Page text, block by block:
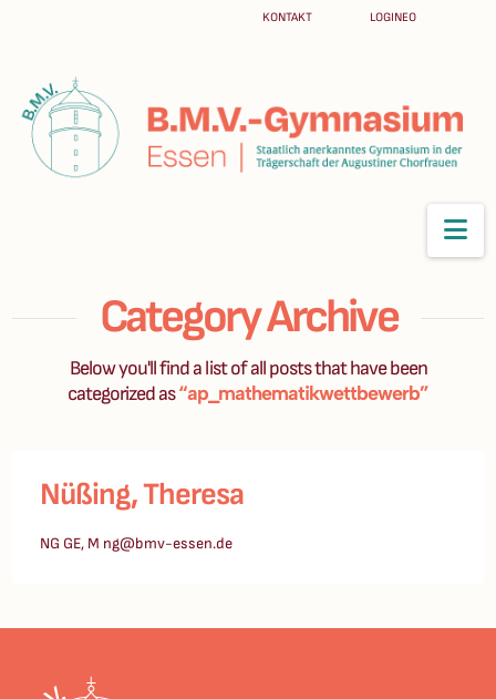
KONTAKT LOGINEO
Category Archive
Below you'll find a list of all posts that have been
categorized as“ap_mathematikwettbewerb”
Nüßing, Theresa
NG GE, M ng@bmv-essen.de